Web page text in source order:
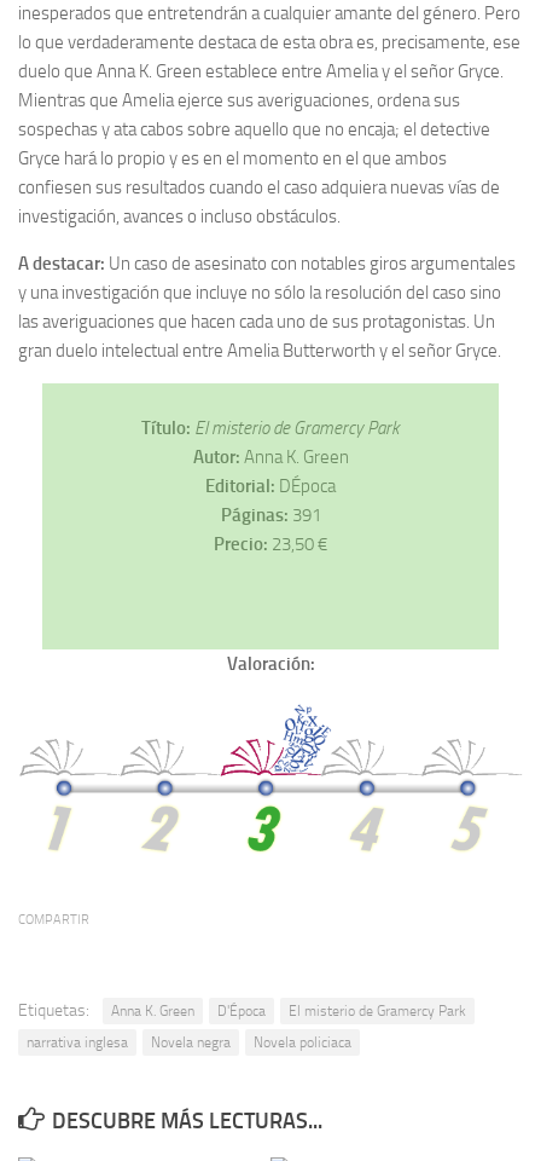
inesperados que entretendrán a cualquier amante del género. Pero
lo que verdaderamente destaca de esta obra es, precisamente, ese
duelo que Anna K. Green establece entre Amelia y el señor Gryce.
Mientras que Amelia ejerce sus averiguaciones, ordena sus
sospechas y ata cabos sobre aquello que no encaja; el detective
Gryce hará lo propio y es en el momento en el que ambos
confiesen sus resultados cuando el caso adquiera nuevas vías de
investigación, avances o incluso obstáculos.
A destacar: Un caso de asesinato con notables giros argumentales
y una investigación que incluye no sólo la resolución del caso sino
las averiguaciones que hacen cada uno de sus protagonistas. Un
gran duelo intelectual entre Amelia Butterworth y el señor Gryce.
Título: El misterio de Gramercy Park
Autor: Anna K. Green
Editorial: DÉpoca
Páginas: 391
Precio: 23,50 €
Valoración:
COMPARTIR
Etiquetas: Anna K. Green D'Época
El misterio de Gramercy Park
narrativa inglesa
Novela negra Novela policiaca
DESCUBRE MÁS LECTURAS...